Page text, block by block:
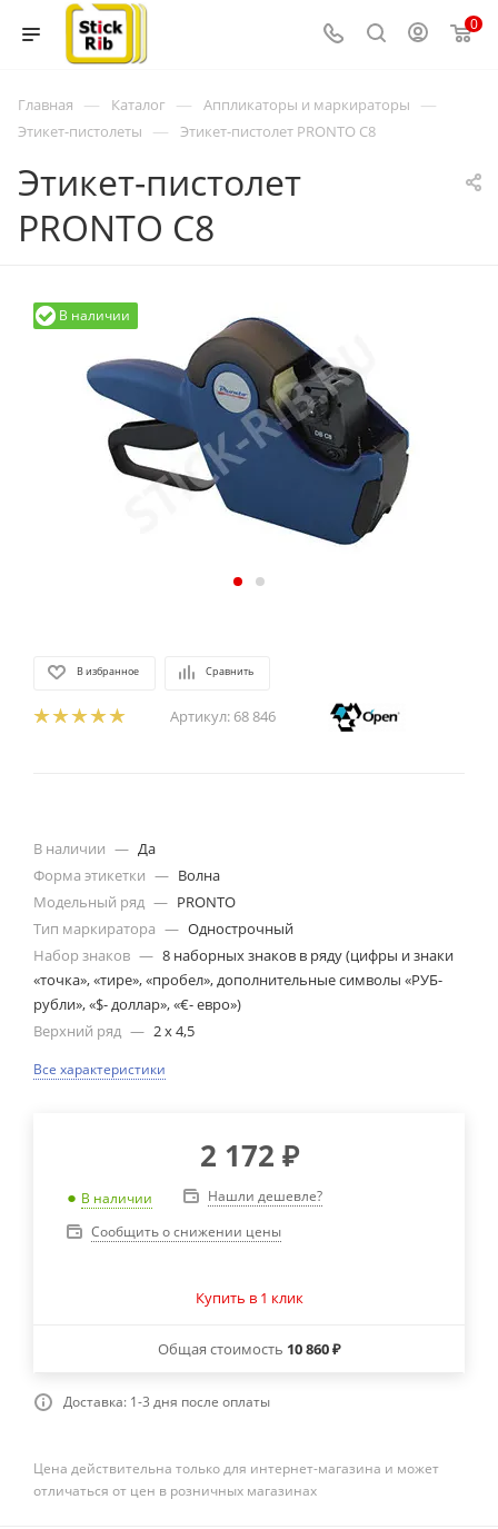
0
Главная — Каталог — Аппликаторы и маркираторы —
Этикет-пистолеты — Этикет-пистолет PRONTO C8
Этикет-пистолет
PRONTO C8
В наличии
В избранное Сравнить
Артикул: 68 846
В наличии — Да
Форма этикетки — Волна
Модельный ряд — PRONTO
Тип маркиратора — Однострочный
Набор знаков — 8 наборных знаков в ряду (цифры и знаки
«точка», «тире», «пробел», дополнительные символы «РУБ-
рубли», «$- доллар», «€- евро»)
Верхний ряд — 2 х 4,5
Все характеристики
2 172 ₽
В наличии
Нашли дешевле?
Сообщить о снижении цены
Купить в 1 клик
Общая стоимость 10 860 ₽
Доставка: 1-3 дня после оплаты
Цена действительна только для интернет-магазина и может
отличаться от цен в розничных магазинах